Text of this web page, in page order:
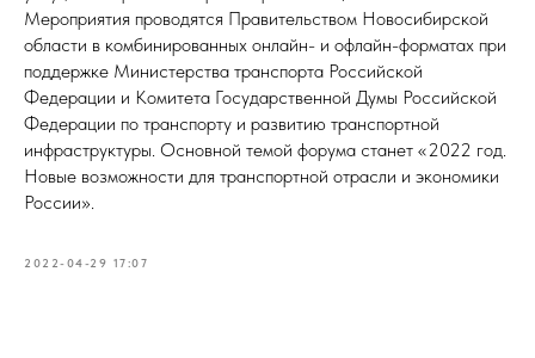
Мероприятия проводятся Правительством Новосибирской
области в комбинированных онлайн- и офлайн-форматах при
поддержке Министерства транспорта Российской
Федерации и Комитета Государственной Думы Российской
Федерации по транспорту и развитию транспортной
инфраструктуры. Основной темой форума станет «2022 год.
Новые возможности для транспортной отрасли и экономики
России».
2022-04-29 17:07